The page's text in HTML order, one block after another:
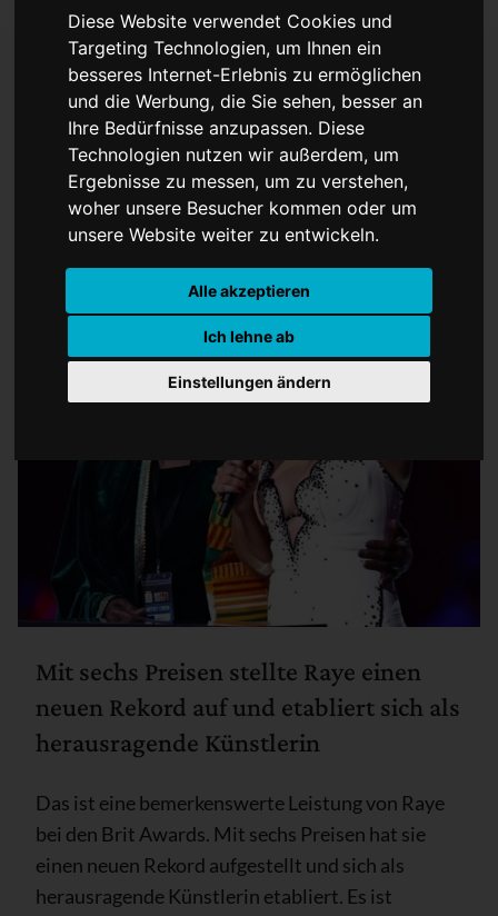
Diese Website verwendet Cookies und
Targeting Technologien, um Ihnen ein
besseres Internet-Erlebnis zu ermöglichen
und die Werbung, die Sie sehen, besser an
Ihre Bedürfnisse anzupassen. Diese
Technologien nutzen wir außerdem, um
Ergebnisse zu messen, um zu verstehen,
woher unsere Besucher kommen oder um
unsere Website weiter zu entwickeln.
Alle akzeptieren
Ich lehne ab
Einstellungen ändern
Songwriterin Raye räumt
ab
Mit sechs Preisen stellte Raye einen
neuen Rekord auf und etabliert sich als
herausragende Künstlerin
Das ist eine bemerkenswerte Leistung von Raye
bei den Brit Awards. Mit sechs Preisen hat sie
einen neuen Rekord aufgestellt und sich als
herausragende Künstlerin etabliert. Es ist